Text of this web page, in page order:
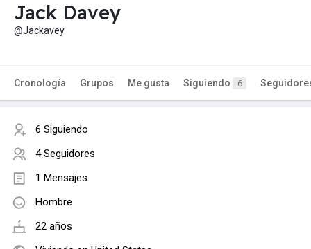
Jack Davey
@Jackavey
Cronología Grupos Me gusta Siguiendo 6
6 Siguiendo
4 Seguidores
1 Mensajes
Hombre
22 años